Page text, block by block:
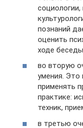
познаний
оценить
ходе
во вторую
умения. Это
применять
практике:
техник,
в третью